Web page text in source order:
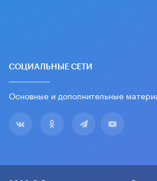
СОЦИАЛЬНЫЕ СЕТИ
Основные и дополнительные